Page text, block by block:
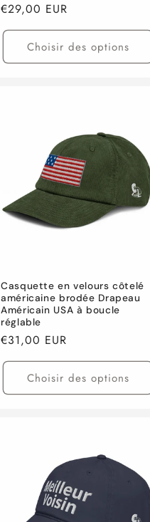
Prix
habituel
€29,00 EUR
Choisir des options
Casquette en velours côtelé
américaine brodée Drapeau
Américain USA à boucle
réglable
Prix
habituel
€31,00 EUR
Choisir des options